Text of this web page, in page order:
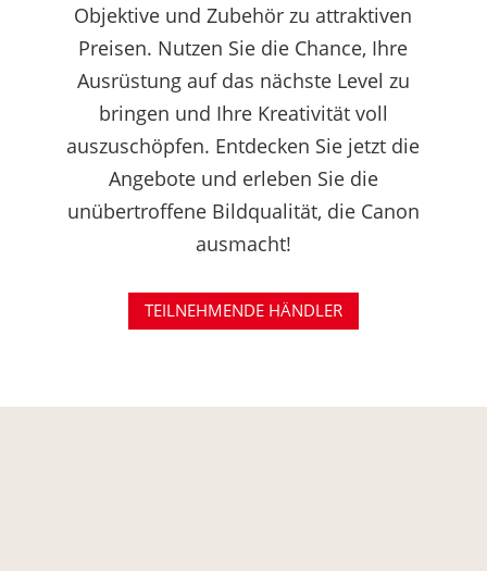
Objektive und Zubehör zu attraktiven
Preisen. Nutzen Sie die Chance, Ihre
Ausrüstung auf das nächste Level zu
bringen und Ihre Kreativität voll
auszuschöpfen. Entdecken Sie jetzt die
Angebote und erleben Sie die
unübertroffene Bildqualität, die Canon
ausmacht!
TEILNEHMENDE HÄNDLER